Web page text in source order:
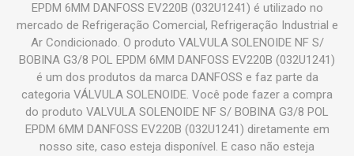
EPDM 6MM DANFOSS EV220B (032U1241) é utilizado no
mercado de Refrigeração Comercial, Refrigeração Industrial e
Ar Condicionado. O produto VALVULA SOLENOIDE NF S/
BOBINA G3/8 POL EPDM 6MM DANFOSS EV220B (032U1241)
é um dos produtos da marca DANFOSS e faz parte da
categoria VÁLVULA SOLENOIDE. Você pode fazer a compra
do produto VALVULA SOLENOIDE NF S/ BOBINA G3/8 POL
EPDM 6MM DANFOSS EV220B (032U1241) diretamente em
nosso site, caso esteja disponível. E caso não esteja